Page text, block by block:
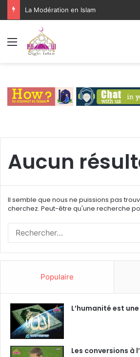
La Modération en Islam
Menu
Aucun
Il semble que nous ne puissions pas
cherchez. Peut-être qu'une recherche
Populaire
Les conversions à